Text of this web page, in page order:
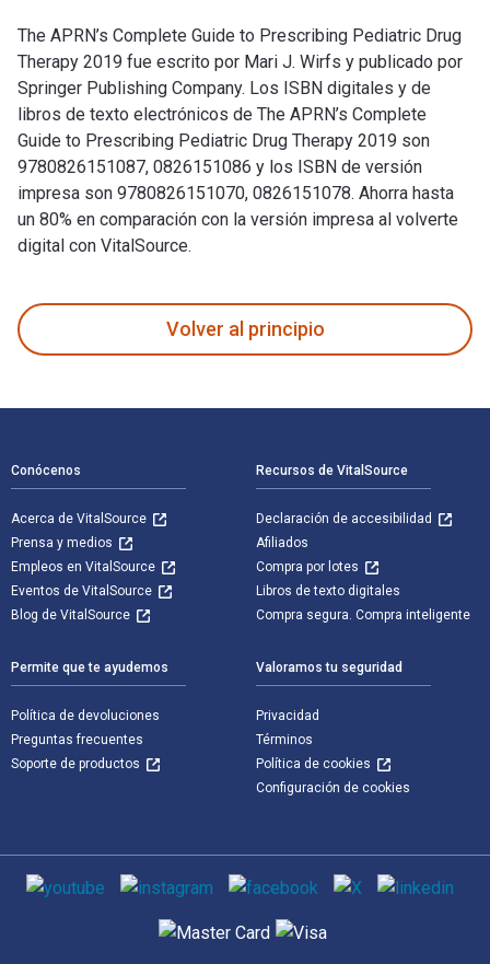
The APRN’s Complete Guide to Prescribing Pediatric Drug
Therapy 2019 fue escrito por Mari J. Wirfs y publicado por
Springer Publishing Company. Los ISBN digitales y de
libros de texto electrónicos de The APRN’s Complete
Guide to Prescribing Pediatric Drug Therapy 2019 son
9780826151087, 0826151086 y los ISBN de versión
impresa son 9780826151070, 0826151078. Ahorra hasta
un 80% en comparación con la versión impresa al volverte
digital con VitalSource.
Volver al principio
Conócenos
Acerca de VitalSource
Prensa y medios
Empleos en VitalSource
Eventos de VitalSource
Blog de VitalSource
Recursos de VitalSource
Declaración de accesibilidad
Afiliados
Compra por lotes
Libros de texto digitales
Compra segura. Compra inteligente
Permite que te ayudemos
Política de devoluciones
Preguntas frecuentes
Soporte de productos
Valoramos tu seguridad
Privacidad
Términos
Política de cookies
Configuración de cookies
Medios de comunicación social
Métodos de pago admitidos